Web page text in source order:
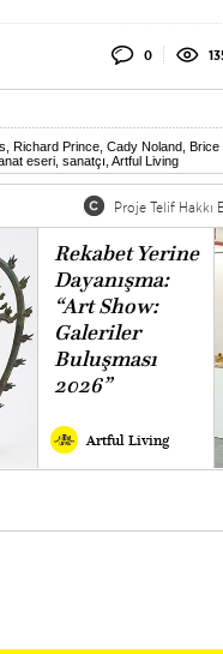
0
Richard Prince Cady Noland Brice
eseri sanatçı Artful Living
Proje Telif Hakkı
Rekabet Yerine
Dayanışma:
“Art Show:
Galeriler
Buluşması
2026”
Artful Living